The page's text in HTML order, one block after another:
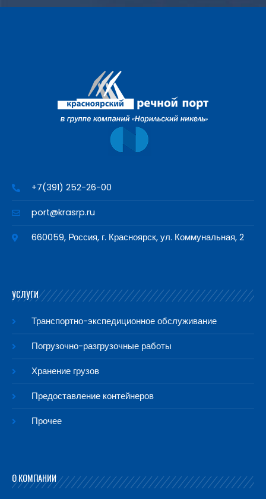
+7(391) 252-26-00
port@krasrp.ru
660059, Россия, г. Красноярск, ул. Коммунальная, 2
УСЛУГИ
Транспортно-экспедиционное обслуживание
Погрузочно-разгрузочные работы
Хранение грузов
Предоставление контейнеров
Прочее
О КОМПАНИИ